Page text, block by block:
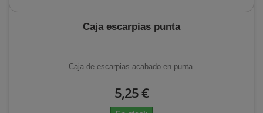
Caja escarpias punta
Caja de escarpias acabado en punta.
5,25 €